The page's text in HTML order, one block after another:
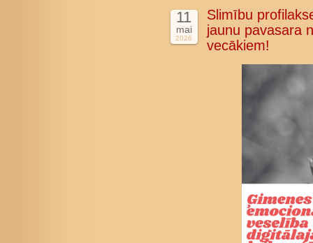
11
mai
2026
Slimību
jaunu pavasara
vecākiem!